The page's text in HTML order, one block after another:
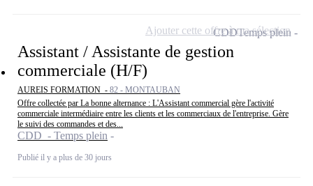
Assistant / Assistante de gestion
commerciale (H/F)
AUREIS FORMATION - 82 - MONTAUBAN
Offre collectée par La bonne alternance : L'Assistant commercial gère l'activité
commerciale intermédiaire entre les clients et les commerciaux de l'entreprise. Gère
le suivi des commandes et des...
CDD - Temps plein
Publié il y a plus de 30 jours
CDDTemps plein
Ajouter cette offre à ma sélection